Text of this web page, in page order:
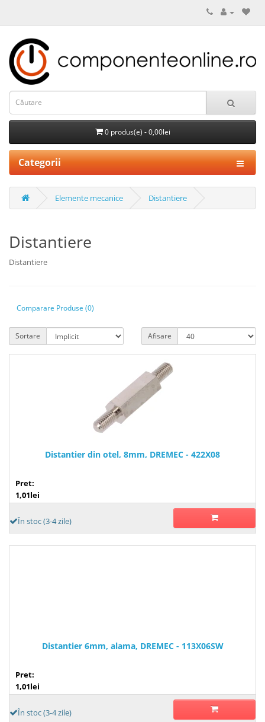
0 produs(e) - 0,00lei
Categorii
Elemente mecanice Distantiere
Distantiere
Distantiere
Comparare Produse (0)
Sortare Afisare
Distantier din otel, 8mm, DREMEC - 422X08
Pret:
1,01lei
În stoc (3-4 zile)
Distantier 6mm, alama, DREMEC - 113X06SW
Pret:
1,01lei
În stoc (3-4 zile)